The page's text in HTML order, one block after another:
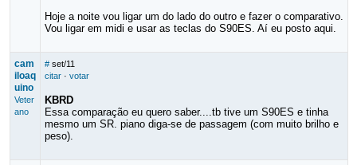
Hoje a noite vou ligar um do lado do outro e fazer o comparativo.
Vou ligar em midi e usar as teclas do S90ES. Aí eu posto aqui.
cam
iloaq
uino
Veter
ano
# set/11
citar· votar
KBRD
Essa comparação eu quero saber....tb tive um S90ES e tinha
mesmo um SR. piano diga-se de passagem (com muito brilho e
peso).